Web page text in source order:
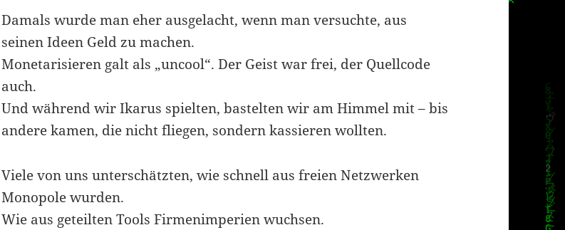
Damals wurde man eher ausgelacht, wenn man versuchte, aus
seinen Ideen Geld zu machen.
Monetarisieren galt als „uncool“. Der Geist war frei, der Quellcode
auch.
Und während wir Ikarus spielten, bastelten wir am Himmel mit – bis
andere kamen, die nicht fliegen, sondern kassieren wollten.
Viele von uns unterschätzten, wie schnell aus freien Netzwerken
Monopole wurden.
Wie aus geteilten Tools Firmenimperien wuchsen.